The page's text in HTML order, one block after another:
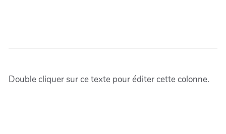
Double cliquer sur ce texte pour éditer cette colonne.